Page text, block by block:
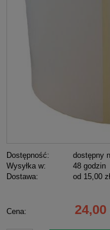
Dostępność:
dostępny
Wysyłka w:
48 godzin
Dostawa:
od 15,00 zł
Cena nie zawiera
Cena: 24,00